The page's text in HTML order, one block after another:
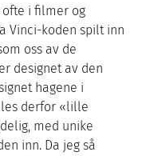
ofte i filmer og
Vinci-koden spilt inn
oss av de
designet av den
hagene i
derfor «lille
med unike
inn. Da jeg så